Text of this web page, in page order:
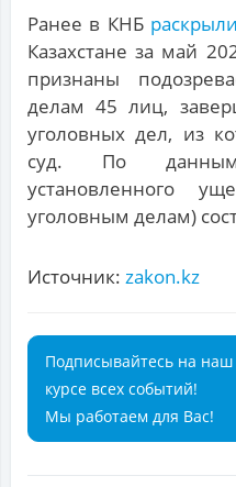
Ранее в КНБ
Казахстане за май
признаны
делам 45 лиц,
уголовных дел, из
суд. По
установленного
уголовным делам)
Источник: zakon.kz
Подписывайтесь на наш
курсе всех событий!
Мы работаем для Вас!